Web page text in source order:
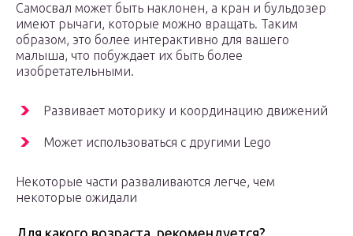
Самосвал может быть наклонен, а кран и бульдозер
имеют рычаги, которые можно вращать. Таким
образом, это более интерактивно для вашего
малыша, что побуждает их быть более
изобретательными.
Развивает моторику и координацию движений
Может использоваться с другими Lego
Некоторые части разваливаются легче, чем
некоторые ожидали